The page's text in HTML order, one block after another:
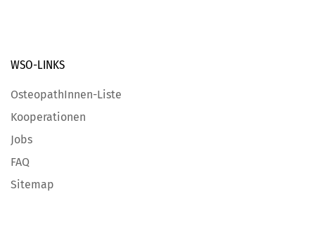
WSO-LINKS
OsteopathInnen-Liste
Kooperationen
Jobs
FAQ
Sitemap